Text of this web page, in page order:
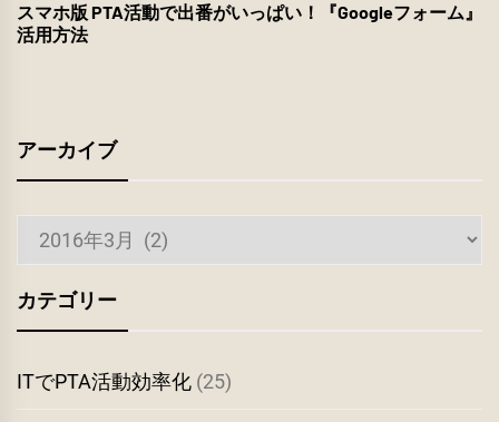
スマホ版 PTA活動で出番がいっぱい！『Googleフォーム』
活用方法
アーカイブ
カ
イ
カテゴリー
ITでPTA活動効率化 (25)